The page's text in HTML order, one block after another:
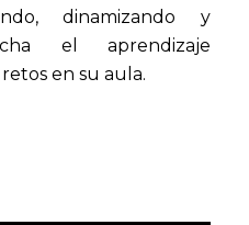
dinamizando y
el aprendizaje
en su aula.